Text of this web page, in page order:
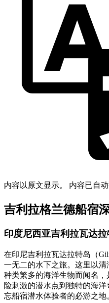
内容以原文显示。 内容已自动
吉利拉格兰德船宿
印度尼西亚吉利拉瓦达
在印尼吉利拉瓦达拉特岛（
一无二的水下之旅。这里以
种类繁多的海洋生物而闻名
险刺激的潜水点到独特的海
忘船宿潜水体验者的必游之地